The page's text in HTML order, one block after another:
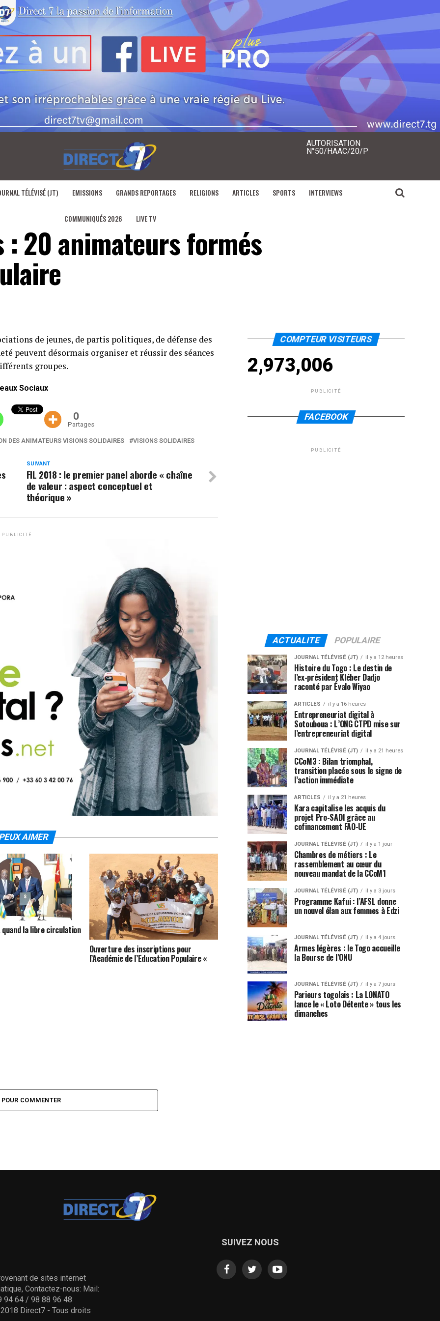
AUTORISATION
N°50/HAAC/20/P
TÉLÉVISÉ (JT) EMISSIONS GRANDS REPORTAGES RELIGIONS ARTICLES SPORTS INTERVIEWS
COMMUNIQUÉS 2026 LIVE TV
: 20 animateurs formés
de jeunes, de partis politiques, de défense des
peuvent désormais organiser et réussir des séances
groupes.
Sociaux
0
Partages
DES ANIMATEURS VISIONS SOLIDAIRES VISIONS SOLIDAIRES
SUIVANT
FIL 2018 : le premier panel aborde « chaîne
de valeur : aspect conceptuel et
théorique »
PUBLICITÉ
AIMER
quand la libre circulation
Ouverture des inscriptions pour
l’Académie de l’Education Populaire «
COMMENTER
COMPTEUR VISITEURS
2,973,006
PUBLICITÉ
FACEBOOK
PUBLICITÉ
ACTUALITE POPULAIRE
JOURNAL TÉLÉVISÉ (JT) il y a 12 heures
Histoire du Togo : Le destin de
l’ex-président Kléber Dadjo
raconté par Évalo Wiyao
ARTICLES il y a 16 heures
Entrepreneuriat digital à
Sotouboua : L’ONG CTPD mise sur
l’entrepreneuriat digital
JOURNAL TÉLÉVISÉ (JT) il y a 21 heures
CCoM3 : Bilan triomphal,
transition placée sous le signe de
l’action immédiate
ARTICLES il y a 21 heures
Kara capitalise les acquis du
projet Pro-SADI grâce au
cofinancement FAO-UE
JOURNAL TÉLÉVISÉ (JT) il y a 1 jour
Chambres de métiers : Le
rassemblement au cœur du
nouveau mandat de la CCoM1
JOURNAL TÉLÉVISÉ (JT) il y a 3 jours
Programme Kafui : l’AFSL donne
un nouvel élan aux femmes à Edzi
JOURNAL TÉLÉVISÉ (JT) il y a 4 jours
Armes légères : le Togo accueille
la Bourse de l’ONU
JOURNAL TÉLÉVISÉ (JT) il y a 7 jours
Parieurs togolais : La LONATO
lance le « Loto Détente » tous les
dimanches
de sites internet
Contactez-nous: Mail:
94 64 / 98 88 96 48
Direct7 - Tous droits
SUIVEZ NOUS